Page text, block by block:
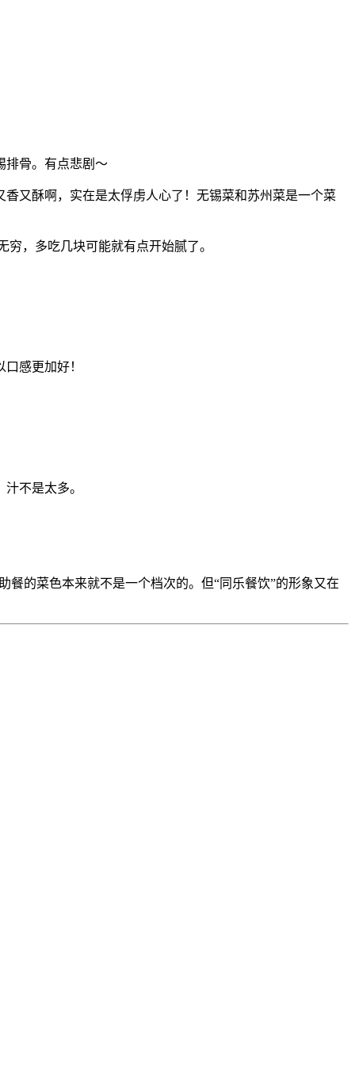
排骨。有点悲剧～
又酥啊，实在是太俘虏人心了！无锡菜和苏州菜是一个菜
，多吃几块可能就有点开始腻了。
感更加好！
不是太多。
餐的菜色本来就不是一个档次的。但“同乐餐饮”的形象又在